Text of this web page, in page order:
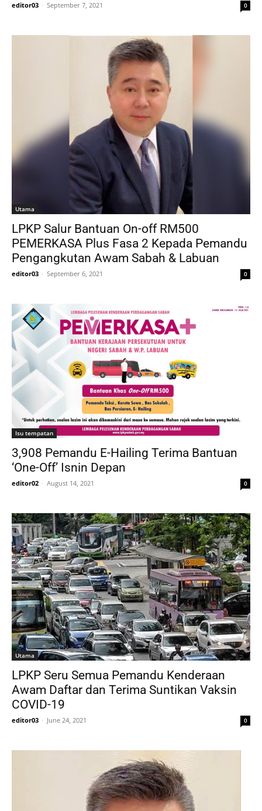
editor03 - September 7, 2021 0
Utama
LPKP Salur Bantuan On-off RM500
PEMERKASA Plus Fasa 2 Kepada Pemandu
Pengangkutan Awam Sabah & Labuan
editor03 - September 6, 2021 0
Isu tempatan
3,908 Pemandu E-Hailing Terima Bantuan
‘One-Off’ Isnin Depan
editor02 - August 14, 2021 0
Utama
LPKP Seru Semua Pemandu Kenderaan
Awam Daftar dan Terima Suntikan Vaksin
COVID-19
editor03 - June 24, 2021 0